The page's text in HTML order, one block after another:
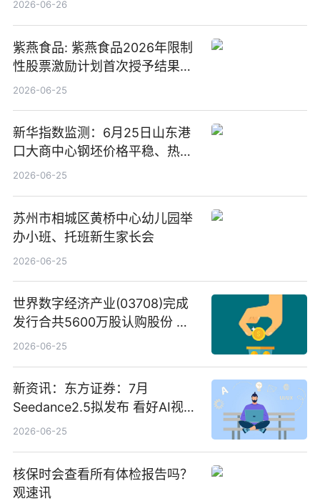
2026-06-26
紫燕食品: 紫燕食品2026年限制
性股票激励计划首次授予结果公
告-微资讯
2026-06-25
新华指数监测：6月25日山东港
口大商中心钢坯价格平稳、热轧
C料价格微幅下跌
2026-06-25
苏州市相城区黄桥中心幼儿园举
办小班、托班新生家长会
2026-06-25
世界数字经济产业(03708)完成
发行合共5600万股认购股份 净
筹约1007万港元 独家焦点
2026-06-25
新资讯：东方证券：7月
Seedance2.5拟发布 看好AI视频
创作工作流进一步提效
2026-06-25
核保时会查看所有体检报告吗？
观速讯